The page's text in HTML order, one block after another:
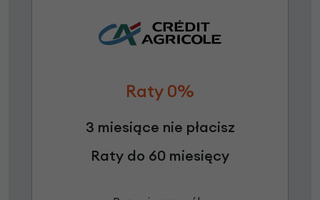
Raty 0%
3 miesiące nie płacisz
Raty do 60 miesięcy